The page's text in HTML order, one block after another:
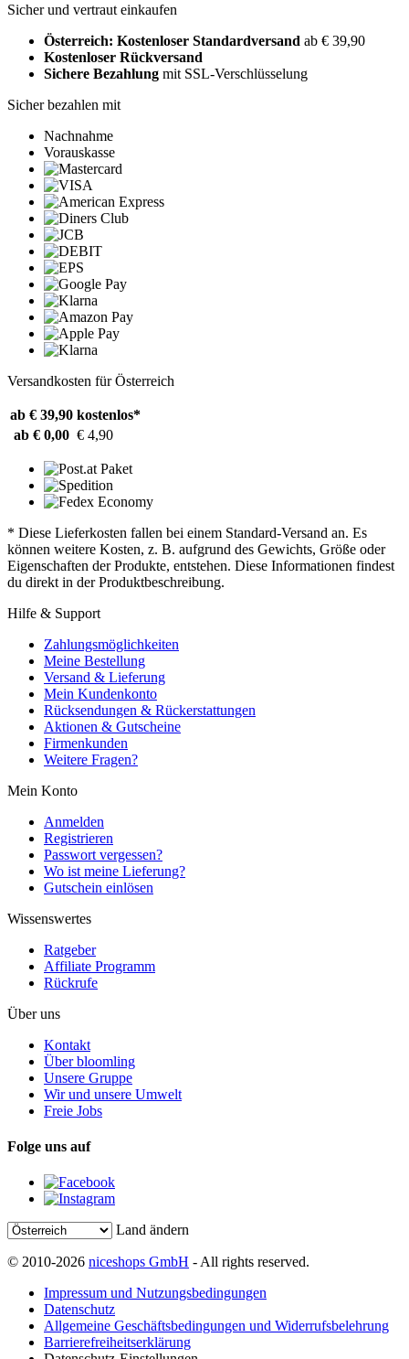
Sicher und vertraut einkaufen
Österreich: Kostenloser Standardversand ab € 39,90
Kostenloser Rückversand
Sichere Bezahlung mit SSL-Verschlüsselung
Sicher bezahlen mit
Nachnahme
Vorauskasse
Versandkosten für Österreich
ab € 39,90 kostenlos*
ab € 0,00 € 4,90
* Diese Lieferkosten fallen bei einem Standard-Versand an. Es
können weitere Kosten, z. B. aufgrund des Gewichts, Größe oder
Eigenschaften der Produkte, entstehen. Diese Informationen findest
du direkt in der Produktbeschreibung.
Hilfe & Support
Zahlungsmöglichkeiten
Meine Bestellung
Versand & Lieferung
Mein Kundenkonto
Rücksendungen & Rückerstattungen
Aktionen & Gutscheine
Firmenkunden
Weitere Fragen?
Mein Konto
Anmelden
Registrieren
Passwort vergessen?
Wo ist meine Lieferung?
Gutschein einlösen
Wissenswertes
Ratgeber
Affiliate Programm
Rückrufe
Über uns
Kontakt
Über bloomling
Unsere Gruppe
Wir und unsere Umwelt
Freie Jobs
Folge uns auf
Land ändern
© 2010-2026 niceshops GmbH - All rights reserved.
Impressum und Nutzungsbedingungen
Datenschutz
Allgemeine Geschäftsbedingungen und Widerrufsbelehrung
Barrierefreiheitserklärung